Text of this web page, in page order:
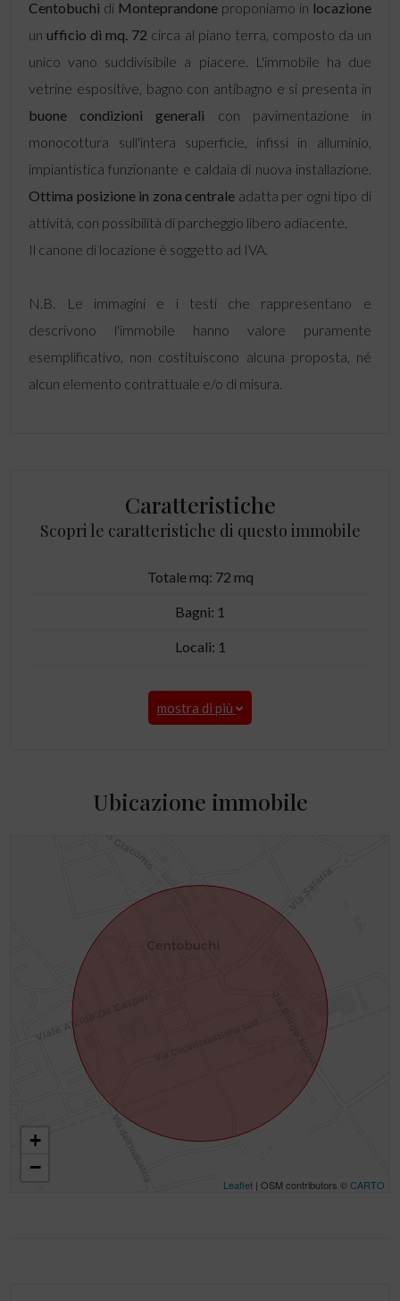
Centobuchi di Monteprandone proponiamo in locazione
un ufficio di mq. 72 circa al piano terra, composto da un
unico vano suddivisibile a piacere. L'immobile ha due
vetrine espositive, bagno con antibagno e si presenta in
buone condizioni generali con pavimentazione in
monocottura sull'intera superficie, infissi in alluminio,
impiantistica funzionante e caldaia di nuova installazione.
Ottima posizione in zona centrale adatta per ogni tipo di
attività, con possibilità di parcheggio libero adiacente.
Il canone di locazione è soggetto ad IVA.
N.B. Le immagini e i testi che rappresentano e
descrivono l'immobile hanno valore puramente
esemplificativo, non costituiscono alcuna proposta, né
alcun elemento contrattuale e/o di misura.
Caratteristiche
Scopri le caratteristiche di questo immobile
Totale mq: 72 mq
Bagni: 1
Locali: 1
mostra di più
Ubicazione immobile
+
−
Leaflet| OSM contributors ©CARTO